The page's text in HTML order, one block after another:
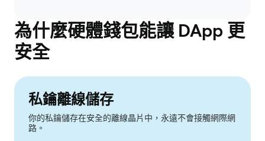
為什麼硬體錢包能讓 DApp 更
安全
私鑰離線儲存
你的私鑰儲存在安全的離線晶片中，永遠不會接觸網際網
路。